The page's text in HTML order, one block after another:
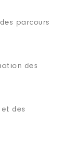
parcours
des
des